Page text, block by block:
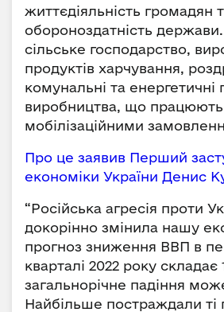
життєдіяльність громадян
обороноздатність
сільське господарство,
продуктів харчування,
комунальні та енергетичні
виробництва, що
мобілізаційними
Про це заявив Перший
економіки України Денис
“Російська агресія проти
докорінно змінила нашу
прогноз зниження ВВП в
кварталі 2022 року складає
загальнорічне падіння
Найбільше постраждали ті